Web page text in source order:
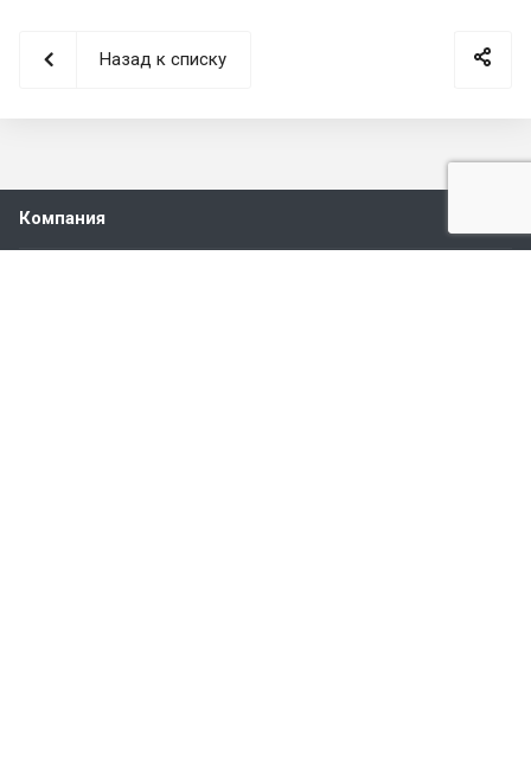
Назад к списку
Компания